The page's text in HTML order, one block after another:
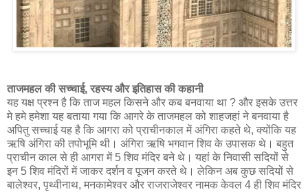
ताजमहल की सच्चाई, रहस्य और इतिहास की कहानी
यह यक्ष प्रश्न है कि ताज महल किसने और कब बनवाया था ? और इसके उत्तर
मे हमे हमेशा यह बताया गया कि आगरे के ताजमहल को शाहजहां ने बनवाया है
अपितु सच्चाई यह है कि आगरा को प्राचीनकाल में अंगिरा कहते थे, क्योंकि यह
ऋषि अंगिरा की तपोभूमि थी। अंगिरा ऋषि भगवान शिव के उपासक थे। बहुत
प्राचीन काल से ही आगरा में 5 शिव मंदिर बने थे। यहां के निवासी सदियों से
इन 5 शिव मंदिरों में जाकर दर्शन व पूजन करते थे। लेकिन अब कुछ सदियों से
बालेश्वर, पृथ्वीनाथ, मनकामेश्वर और राजराजेश्वर नामक केवल 4 ही शिव मंदिर